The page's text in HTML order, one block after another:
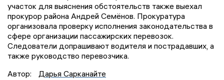
участок для выяснения обстоятельств также выехал
прокурор района Андрей Семёнов. Прокуратура
организовала проверку исполнения законодательства в
сфере организации пассажирских перевозок.
Следователи допрашивают водителя и пострадавших, а
также руководство перевозчика.
Автор:
Дарья Сарканайте